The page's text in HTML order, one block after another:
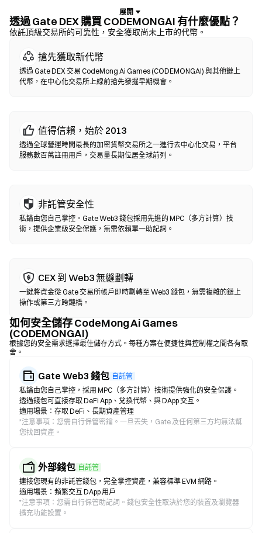
可使用信用卡購買 CODEMONGAI。務必備份助記詞，並在確認任
何交易前核實合約地址。
去中心化交易所 (DEX)
無需中間方的點對點交易。DEX 透過智能合約在鏈上執行兌換，無
需註冊或身分認證。連接兼容錢包，選擇代幣對，設置滑點容差後
透過 Gate DEX 購買 CODEMONGAI 有什麼優點？
依託頂級交易所的可靠性，安全獲取尚未上市的代幣。
搶先獲取新代幣
透過 Gate DEX 交易 CodeMong Ai Games (CODEMONGAI) 與其他鏈上
代幣，在中心化交易所上線前搶先發掘早期機會。
值得信賴，始於 2013
透過全球營運時間最長的加密貨幣交易所之一進行去中心化交易，平台
服務數百萬註冊用戶，交易量長期位居全球前列。
非託管安全性
私鑰由您自己掌控。Gate Web3 錢包採用先進的 MPC（多方計算）技
術，提供企業級安全保護，無需依賴單一助記詞。
CEX 到 Web3 無縫劃轉
一鍵將資金從 Gate 交易所帳戶即時劃轉至 Web3 錢包，無需複雜的鏈上
操作或第三方跨鏈橋。
如何安全儲存 CodeMong Ai Games
(CODEMONGAI)
根據您的安全需求選擇最佳儲存方式。每種方案在便捷性與控制權之間各有取
舍。
Gate Web3 錢包 自託管
私鑰由您自己掌控，採用 MPC（多方計算）技術提供強化的安全保護。
透過錢包可直接存取 DeFi App、兌換代幣、與 DApp 交互。
適用場景：存取 DeFi、長期資產管理
*注意事項：您需自行保管密鑰。一旦丟失，Gate 及任何第三方均無法幫
您找回資產。
外部錢包 自託管
連接您現有的非託管錢包，完全掌控資產，兼容標準 EVM 網路。
適用場景：頻繁交互 DApp 用戶
*注意事項：您需自行保管助記詞。錢包安全性取決於您的裝置及瀏覽器
擴充功能設置。